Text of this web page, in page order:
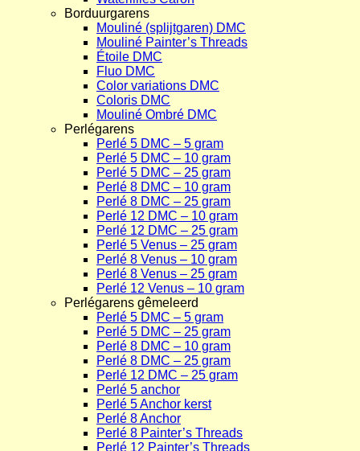
Borduurgarens
Mouliné (splijtgaren) DMC
Mouliné Painter’s Threads
Étoile DMC
Fluo DMC
Color variations DMC
Coloris DMC
Mouliné Ombré DMC
Perlégarens
Perlé 5 DMC – 5 gram
Perlé 5 DMC – 10 gram
Perlé 5 DMC – 25 gram
Perlé 8 DMC – 10 gram
Perlé 8 DMC – 25 gram
Perlé 12 DMC – 10 gram
Perlé 12 DMC – 25 gram
Perlé 5 Venus – 25 gram
Perlé 8 Venus – 10 gram
Perlé 8 Venus – 25 gram
Perlé 12 Venus – 10 gram
Perlégarens gêmeleerd
Perlé 5 DMC – 5 gram
Perlé 5 DMC – 25 gram
Perlé 8 DMC – 10 gram
Perlé 8 DMC – 25 gram
Perlé 12 DMC – 25 gram
Perlé 5 anchor
Perlé 5 Anchor kerst
Perlé 8 Anchor
Perlé 8 Painter’s Threads
Perlé 12 Painter’s Threads